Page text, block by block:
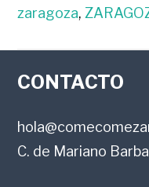
zaragoza,
FOOTER
CONTACTO
C. de Mariano